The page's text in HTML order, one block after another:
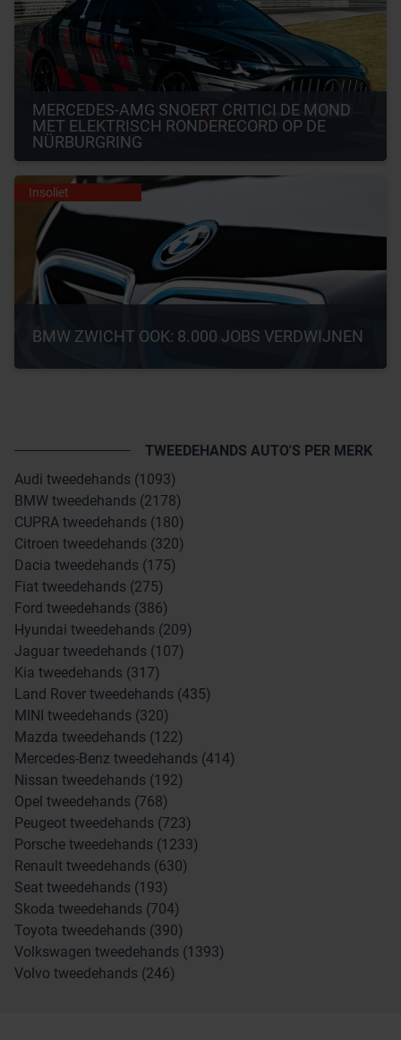
MERCEDES-AMG SNOERT CRITICI DE MOND
MET ELEKTRISCH RONDERECORD OP DE
NÜRBURGRING
Insoliet
BMW ZWICHT OOK: 8.000 JOBS VERDWIJNEN
TWEEDEHANDS AUTO'S PER MERK
Audi tweedehands (1093)
BMW tweedehands (2178)
CUPRA tweedehands (180)
Citroen tweedehands (320)
Dacia tweedehands (175)
Fiat tweedehands (275)
Ford tweedehands (386)
Hyundai tweedehands (209)
Jaguar tweedehands (107)
Kia tweedehands (317)
Land Rover tweedehands (435)
MINI tweedehands (320)
Mazda tweedehands (122)
Mercedes-Benz tweedehands (414)
Nissan tweedehands (192)
Opel tweedehands (768)
Peugeot tweedehands (723)
Porsche tweedehands (1233)
Renault tweedehands (630)
Seat tweedehands (193)
Skoda tweedehands (704)
Toyota tweedehands (390)
Volkswagen tweedehands (1393)
Volvo tweedehands (246)